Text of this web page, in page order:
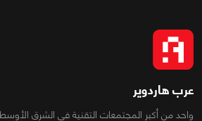
عرب هاردوير
واحد من أكبر المجتمعات التقنية فى الشرق